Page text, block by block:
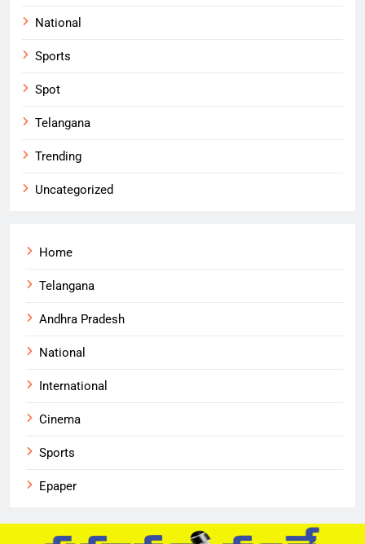
National
Sports
Spot
Telangana
Trending
Uncategorized
Home
Telangana
Andhra Pradesh
National
International
Cinema
Sports
Epaper